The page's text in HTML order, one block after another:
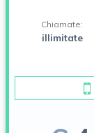
Chiamate:
illimitate